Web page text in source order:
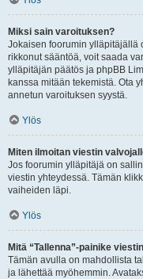
Miksi sain varoituksen?
Jokaisen foorumin ylläpitäjällä
rikkonut sääntöä, voit saada
ylläpitäjän päätös ja phpBB
kanssa mitään tekemistä. Ota
annetun varoituksen syystä.
Ylös
Miten ilmoitan viestin
Jos foorumin ylläpitäjä on
viestin yhteydessä. Tämän
vaiheiden läpi.
Ylös
Mitä “Tallenna”-painike
Tämän avulla on mahdollista
ja lähettää myöhemmin.